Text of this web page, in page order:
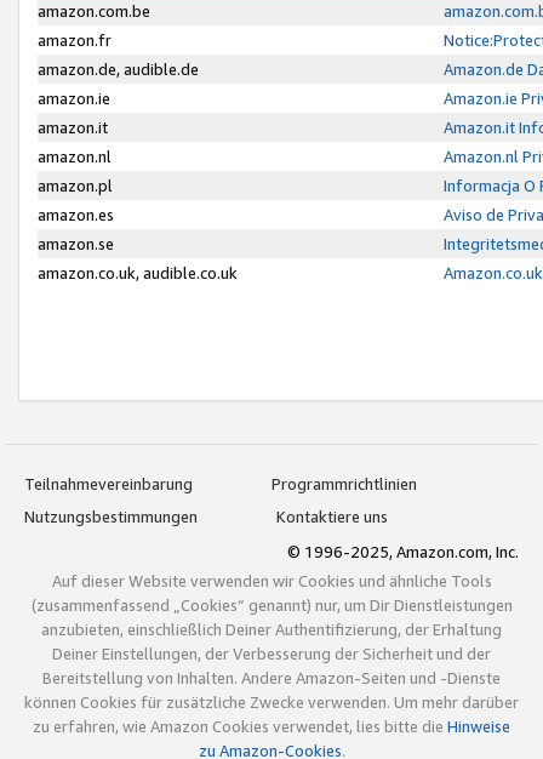
amazon.com.be
amazon.fr
amazon.de, audible.de
Amazon.de
amazon.ie
Amazon.ie
amazon.it
Amazon.it
amazon.nl
Amazon.nl
amazon.pl
Informacja O
amazon.es
Aviso de
amazon.se
amazon.co.uk, audible.co.uk
Teilnahmevereinbarung
Programmrichtlinien
Nutzungsbestimmungen
Kontaktiere uns
© 1996-2025, Amazon.com, Inc.
Auf dieser Website verwenden wir Cookies und ähnliche Tools
(zusammenfassend „Cookies“ genannt) nur, um Dir Dienstleistungen
anzubieten, einschließlich Deiner Authentifizierung, der Erhaltung
Deiner Einstellungen, der Verbesserung der Sicherheit und der
Bereitstellung von Inhalten. Andere Amazon-Seiten und -Dienste
können Cookies für zusätzliche Zwecke verwenden. Um mehr darüber
zu erfahren, wie Amazon Cookies verwendet, lies bitte die Hinweise
zu Amazon-Cookies.